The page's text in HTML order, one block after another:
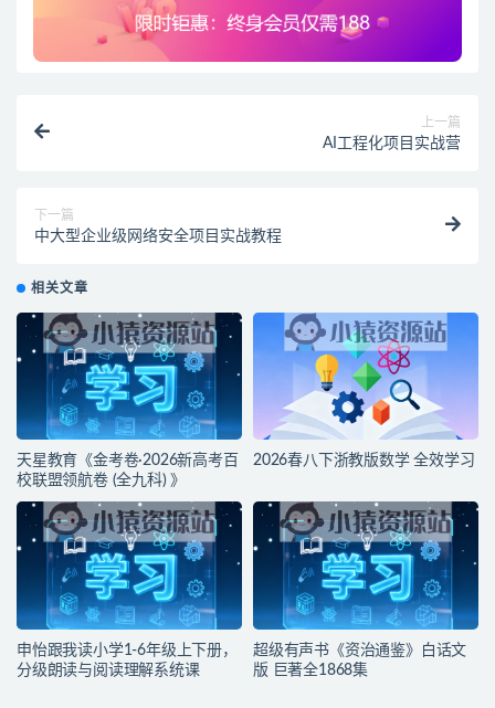
上一篇
AI工程化项目实战营
下一篇
中大型企业级网络安全项目实战教程
相关文章
天星教育《金考卷·2026新高考百
校联盟领航卷 (全九科) 》
2026春八下浙教版数学 全效学习
申怡跟我读小学1-6年级上下册，
分级朗读与阅读理解系统课
超级有声书《资治通鉴》白话文
版 巨著全1868集